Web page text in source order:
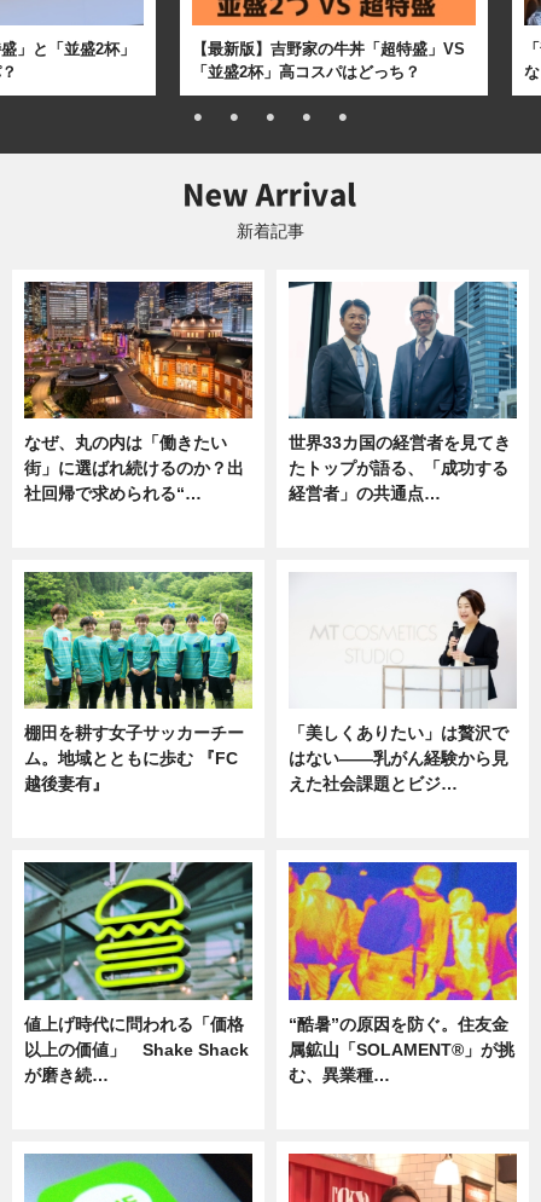
」と「並盛2杯」
【最新版】吉野家の牛丼「超特盛」VS
「並盛2杯」高コスパはどっち？
新着記事
なぜ、丸の内は「働きたい
街」に選ばれ続けるのか？出
社回帰で求められる“…
世界33カ国の経営者を見てき
たトップが語る、「成功する
経営者」の共通点…
棚田を耕す女子サッカーチー
ム。地域とともに歩む 『FC
越後妻有』
「美しくありたい」は贅沢で
はない――乳がん経験から見
えた社会課題とビジ…
値上げ時代に問われる「価格
以上の価値」 Shake Shack
が磨き続…
“酷暑”の原因を防ぐ。住友金
属鉱山「SOLAMENT®」が挑
む、異業種…